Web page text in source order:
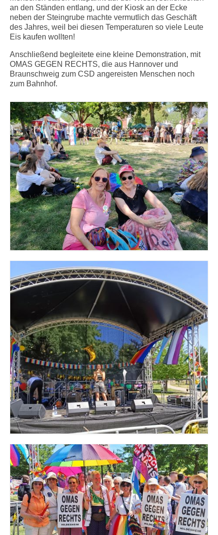
an den Ständen entlang, und der Kiosk an der Ecke
neben der Steingrube machte vermutlich das Geschäft
des Jahres, weil bei diesen Temperaturen so viele Leute
Eis kaufen wollten!
Anschließend begleitete eine kleine Demonstration, mit
OMAS GEGEN RECHTS, die aus Hannover und
Braunschweig zum CSD angereisten Menschen noch
zum Bahnhof.